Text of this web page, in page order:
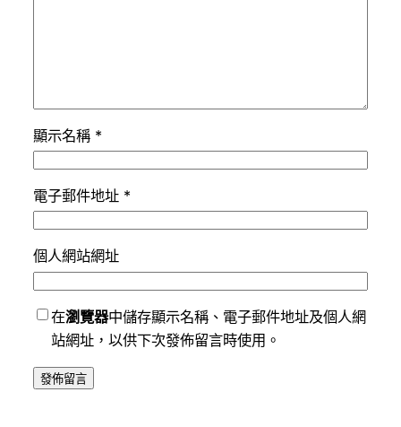
顯示名稱 *
電子郵件地址 *
個人網站網址
在瀏覽器中儲存顯示名稱、電子郵件地址及個人網
站網址，以供下次發佈留言時使用。